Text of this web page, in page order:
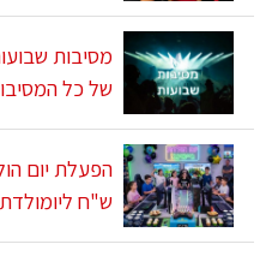
של כל
ש"ח ליומולדת